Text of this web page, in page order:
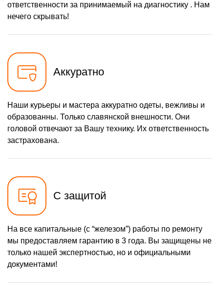
ответственности за принимаемый на диагностику . Нам
нечего скрывать!
Аккуратно
Наши курьеры и мастера аккуратно одеты, вежливы и
образованны. Только славянской внешности. Они
головой отвечают за Вашу технику. Их ответственность
застрахована.
С защитой
На все капитальные (с “железом”) работы по ремонту
мы предоставляем гарантию в 3 года. Вы защищены не
только нашей экспертностью, но и официальными
документами!